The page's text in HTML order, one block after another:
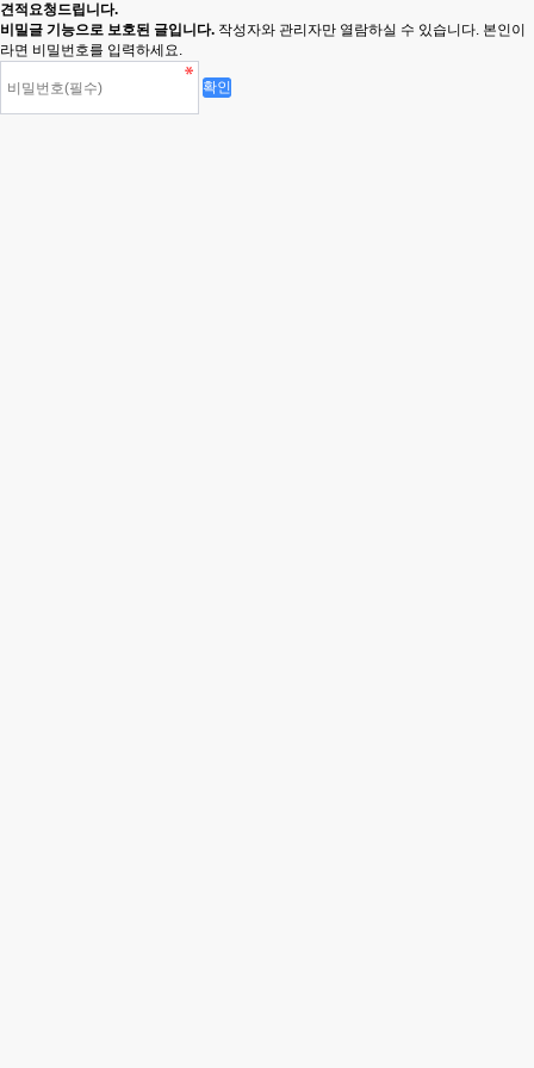
견적요청드립니다.
비밀글 기능으로 보호된 글입니다. 작성자와 관리자만 열람하실 수 있습니다. 본인이
라면 비밀번호를 입력하세요.